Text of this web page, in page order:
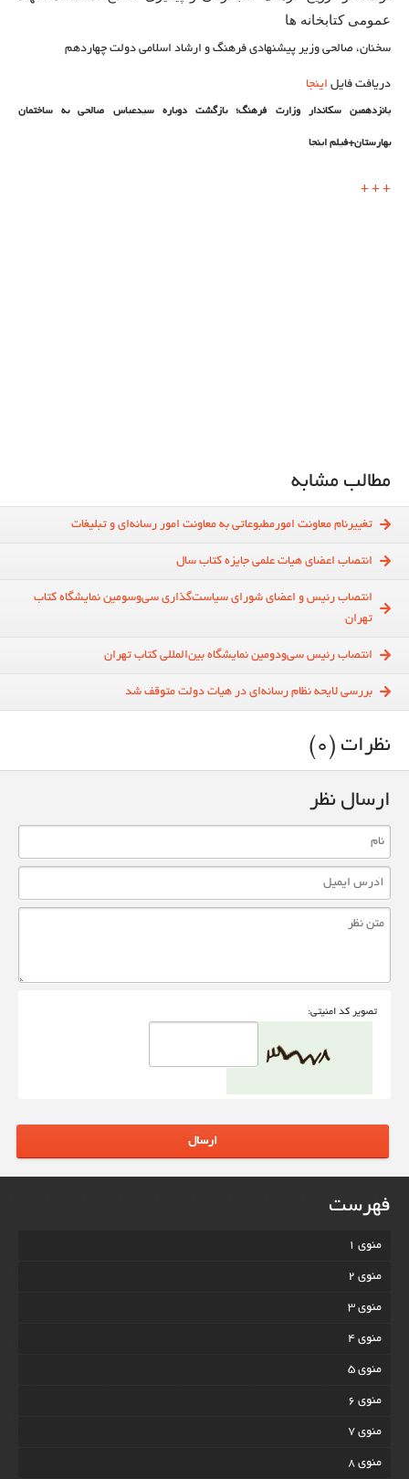
عمومی کتابخانه ها
سخنان، صالحی وزیر پیشنهادی فرهنگ و ارشاد اسلامی دولت چهاردهم
دریافت فایل اینجا
پانزدهمین سکاندار وزارت فرهنگ؛ بازگشت دوباره سیدعباس صالحی به ساختمان
بهارستان+فیلم اینجا
+
+
+
مطالب مشابه
تغییرنام معاونت امورمطبوعاتی به معاونت امور رسانه‌ای و تبلیغات
انتصاب اعضای هیات علمی جایزه کتاب‌ سال
انتصاب رئیس و اعضای شورای سیاست‌گذاری سی‌و‌سومین نمایشگاه کتاب
تهران
انتصاب رئیس سی‌و‌دومین نمایشگاه بین‌المللی کتاب تهران
بررسی لایحه نظام رسانه‌ای در هیات دولت متوقف شد
نظرات (0)
ارسال نظر
تصوير کد امنيتی:
ارسال
فهرست
منوی 1
منوی 2
منوی 3
منوی 4
منوی 5
منوی 6
منوی 7
منوی 8